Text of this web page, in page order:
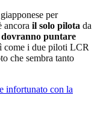
per
ancora il solo pilota da
dovranno puntare
come i due piloti LCR
che sembra tanto
infortunato con la